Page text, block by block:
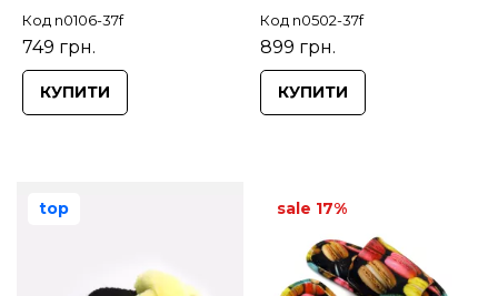
Код n0106-37f
749 грн.
КУПИТИ
Код n0502-37f
899 грн.
КУПИТИ
top sale 17%